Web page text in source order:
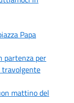
Papa
partenza per
travolgente
mattino del